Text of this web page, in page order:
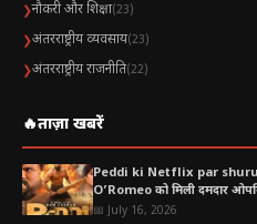
❯नौकरी और शिक्षा(23)
❯अंतरराष्ट्रीय व्यवसाय(23)
❯अंतरराष्ट्रीय राजनीति(22)
🔥ताज़ा खबरें
Peddi ki Netflix par
O’Romeo को मिली दमदार
📅 July 16, 2026